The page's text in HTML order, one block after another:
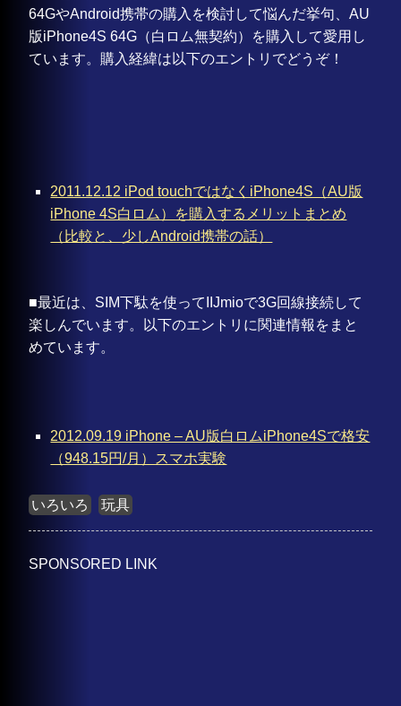
64GやAndroid携帯の購入を検討して悩んだ挙句、AU
版iPhone4S 64G（白ロム無契約）を購入して愛用し
ています。購入経緯は以下のエントリでどうぞ！
2011.12.12 iPod touchではなくiPhone4S（AU版
iPhone 4S白ロム）を購入するメリットまとめ
（比較と、少しAndroid携帯の話）
■最近は、SIM下駄を使ってIIJmioで3G回線接続して
楽しんでいます。以下のエントリに関連情報をまと
めています。
2012.09.19 iPhone – AU版白ロムiPhone4Sで格安
（948.15円/月）スマホ実験
いろいろ 玩具
SPONSORED LINK